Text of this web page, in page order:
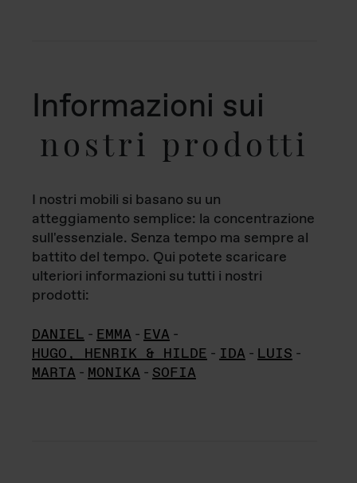
Informazioni sui
nostri prodotti
I nostri mobili si basano su un
atteggiamento semplice: la concentrazione
sull'essenziale. Senza tempo ma sempre al
battito del tempo. Qui potete scaricare
ulteriori informazioni su tutti i nostri
prodotti:
DANIEL - EMMA - EVA -
HUGO, HENRIK & HILDE - IDA - LUIS -
MARTA - MONIKA - SOFIA